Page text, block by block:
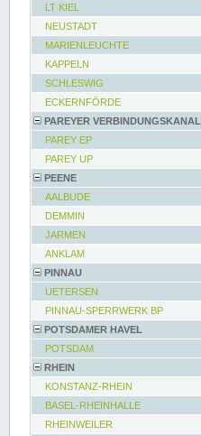
LT KIEL
NEUSTADT
MARIENLEUCHTE
KAPPELN
SCHLESWIG
ECKERNFÖRDE
PAREYER VERBINDUNGSKANAL
PAREY EP
PAREY UP
PEENE
AALBUDE
DEMMIN
JARMEN
ANKLAM
PINNAU
UETERSEN
PINNAU-SPERRWERK BP
POTSDAMER HAVEL
POTSDAM
RHEIN
KONSTANZ-RHEIN
BASEL-RHEINHALLE
RHEINWEILER